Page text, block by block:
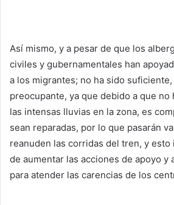
Así mismo, y a pesar de que los
civiles y gubernamentales han
a los migrantes; no ha sido
preocupante, ya que debido a que no
las intensas lluvias en la zona, es
sean reparadas, por lo que pasarán
reanuden las corridas del tren, y esto
de aumentar las acciones de apoyo y
para atender las carencias de los